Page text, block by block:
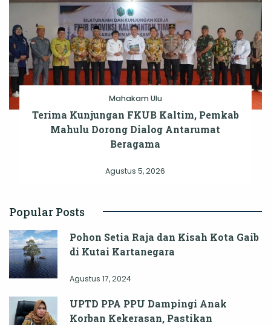
Mahakam Ulu
Terima Kunjungan FKUB Kaltim, Pemkab
Mahulu Dorong Dialog Antarumat
Beragama
Agustus 5, 2026
Popular Posts
Pohon Setia Raja dan Kisah Kota Gaib
di Kutai Kartanegara
Agustus 17, 2024
UPTD PPA PPU Dampingi Anak
Korban Kekerasan, Pastikan